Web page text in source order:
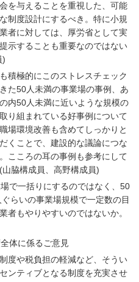
を与えることを重視した、可能
制度設計にするべき。特に小規
者に対しては、厚労省として実
示することも重要なのではない
)
積極的にこのストレスチェック
た50人未満の事業場の事例、あ
内50人未満に近いような規模の
り組まれている好事例について
場環境改善も含めてしっかりと
くことで、建設的な議論につな
こころの耳の事例も参考にして
脇構成員、高野構成員)
で一括りにするのではなく、50
らいの事業場規模で一定数の目
者もやりやすいのではないか。
体に係るご意見
度や税負担の軽減など、そうい
ンティブとなる制度を充実させ